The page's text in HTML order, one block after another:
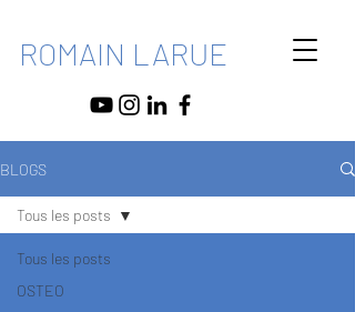
ROMAIN LARUE
BLOGS
Tous les posts
OSTEO
Tous les posts